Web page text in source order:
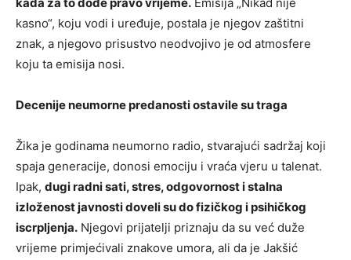
kada za to dođe pravo vrijeme. Emisija „Nikad nije
kasno“, koju vodi i uređuje, postala je njegov zaštitni
znak, a njegovo prisustvo neodvojivo je od atmosfere
koju ta emisija nosi.
Decenije neumorne predanosti ostavile su traga
Žika je godinama neumorno radio, stvarajući sadržaj koji
spaja generacije, donosi emociju i vraća vjeru u talenat.
Ipak, dugi radni sati, stres, odgovornost i stalna
izloženost javnosti doveli su do fizičkog i psihičkog
iscrpljenja. Njegovi prijatelji priznaju da su već duže
vrijeme primjećivali znakove umora, ali da je Jakšić